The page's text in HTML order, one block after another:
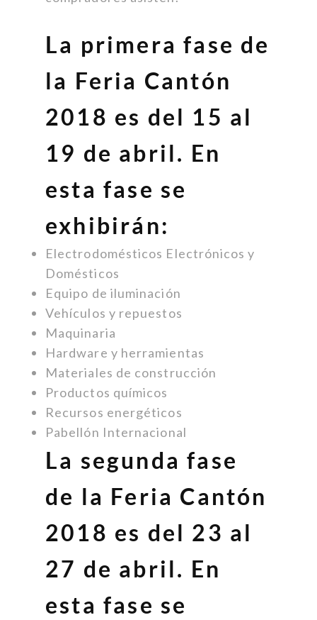
La primera fase de
la Feria Cantón
2018 es del 15 al
19 de abril. En
esta fase se
exhibirán:
Electrodomésticos Electrónicos y
Domésticos
Equipo de iluminación
Vehículos y repuestos
Maquinaria
Hardware y herramientas
Materiales de construcción
Productos químicos
Recursos energéticos
Pabellón Internacional
La segunda fase
de la Feria Cantón
2018 es del 23 al
27 de abril. En
esta fase se